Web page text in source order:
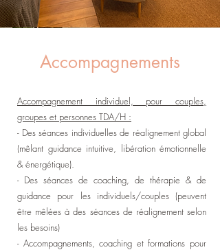
Accompagnements
Accompagnement individuel, pour couples,
groupes et personnes TDA/H :
- Des séances individuelles de réalignement global
(mêlant guidance intuitive, libération émotionnelle
& énergétique).
- Des séances de coaching, de thérapie & de
guidance pour les individuels/couples (peuvent
être mêlées à des séances de réalignement selon
les besoins)
- Accompagnements, coaching et formations pour